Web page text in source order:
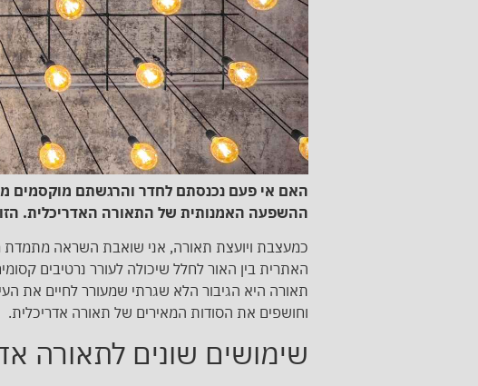
האם אי פעם נכנסתם לחדר והרגשתם מוקסמים
ההשפעה האמנותית של התאורה האדריכלית.
כמעצבת ויועצת תאורה, אני שואבת השראה מתמדת
האתרית בין האור לחלל שיכולה לעורר נרטיבים
תאורה היא הגיבור הלא שגרתי שמעורר לחיים את
וחושפים את הסודות המאירים של תאורה אדריכלית.
שימושים שונים לתאורה